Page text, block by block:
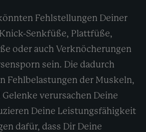
Fehlstellungen Deiner
Senkfüße, Plattfüße,
oder auch Verknöcherungen
sein. Die dadurch
Fehlbelastungen der Muskeln,
Gelenke verursachen Deine
Deine Leistungsfähigkeit
dafür, dass Dir Deine